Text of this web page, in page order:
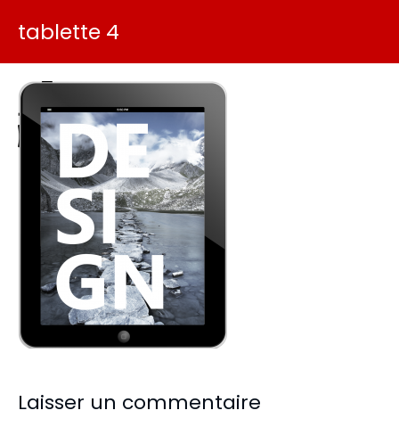
tablette 4
Laisser un commentaire